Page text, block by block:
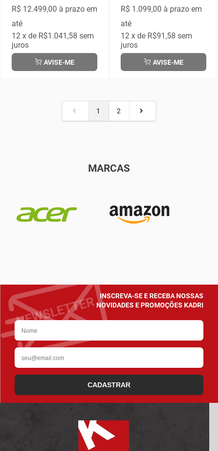
R$ 12.499,00 à prazo em
até
12x de R$1.041,58 sem
juros
AVISE-ME
R$ 1.099,00 à prazo em
até
12x de R$91,58 sem
juros
AVISE-ME
1 2
MARCAS
INSCREVA-SE E RECEBA NOSSAS
NOVIDADES E PROMOÇÕES KADRI
CADASTRAR